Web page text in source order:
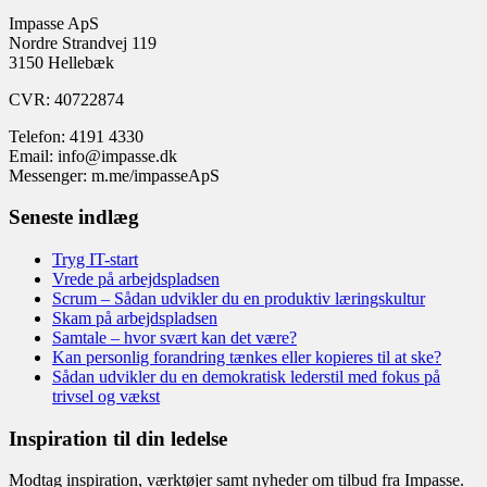
Impasse ApS
Nordre Strandvej 119
3150 Hellebæk
CVR: 40722874
Telefon: 4191 4330
Email: info@impasse.dk
Messenger: m.me/impasseApS
Seneste indlæg
Tryg IT-start
Vrede på arbejdspladsen
Scrum – Sådan udvikler du en produktiv læringskultur
Skam på arbejdspladsen
Samtale – hvor svært kan det være?
Kan personlig forandring tænkes eller kopieres til at ske?
Sådan udvikler du en demokratisk lederstil med fokus på
trivsel og vækst
Inspiration til din ledelse
Modtag inspiration, værktøjer samt nyheder om tilbud fra Impasse.